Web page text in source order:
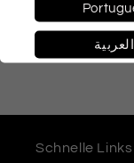
Share
Schnelle Links
العربية